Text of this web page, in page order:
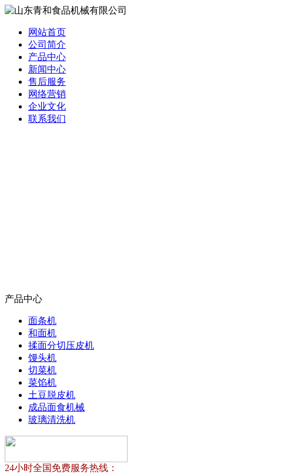
网站首页
公司简介
产品中心
新闻中心
售后服务
网络营销
企业文化
联系我们
产品中心
面条机
和面机
揉面分切压皮机
馒头机
切菜机
菜馅机
土豆脱皮机
成品面食机械
玻璃清洗机
24小时全国免费服务热线：